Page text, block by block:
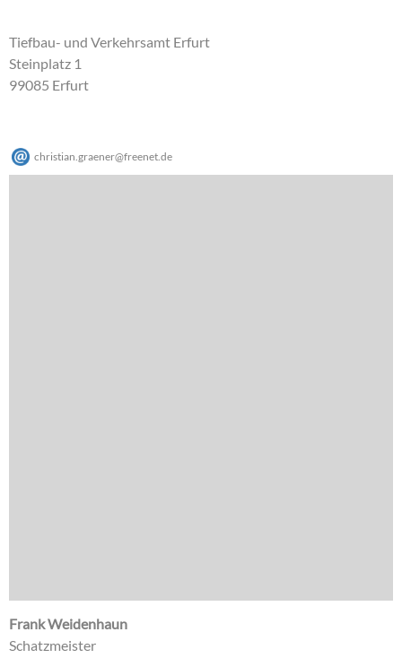
Tiefbau- und Verkehrsamt Erfurt
Steinplatz 1
99085 Erfurt
christian.graener@freenet de
Frank Weidenhaun
Schatzmeister